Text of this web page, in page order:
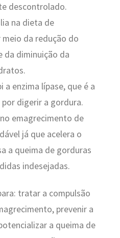
descontrolado.
na dieta de
da redução do
da diminuição da
a enzima lípase, que é a
digerir a gordura.
emagrecimento de
já que acelera o
a queima de gorduras
indesejadas.
tratar a compulsão
prevenir a
a queima de